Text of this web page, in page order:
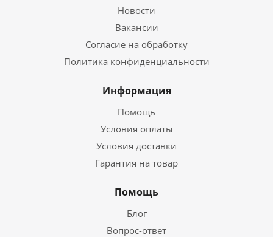
Новости
Вакансии
Согласие на обработку
Политика конфиденциальности
Информация
Помощь
Условия оплаты
Условия доставки
Гарантия на товар
Помощь
Блог
Вопрос-ответ